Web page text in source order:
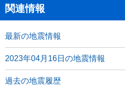
関連情報
最新の地震情報
2023年04月16日の地震情報
過去の地震履歴